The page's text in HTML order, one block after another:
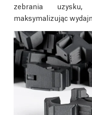
zebrania
maksymalizując